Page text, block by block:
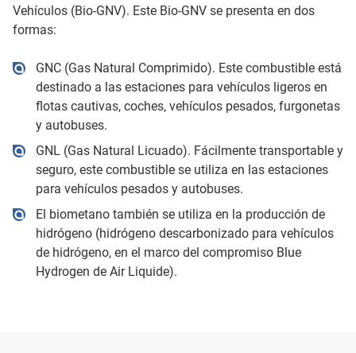
Vehículos (Bio-GNV). Este Bio-GNV se presenta en dos
formas:
GNC (Gas Natural Comprimido). Este combustible está
destinado a las estaciones para vehículos ligeros en
flotas cautivas, coches, vehículos pesados, furgonetas
y autobuses.
GNL (Gas Natural Licuado). Fácilmente transportable y
seguro, este combustible se utiliza en las estaciones
para vehículos pesados y autobuses.
El biometano también se utiliza en la producción de
hidrógeno (hidrógeno descarbonizado para vehículos
de hidrógeno, en el marco del compromiso Blue
Hydrogen de Air Liquide).